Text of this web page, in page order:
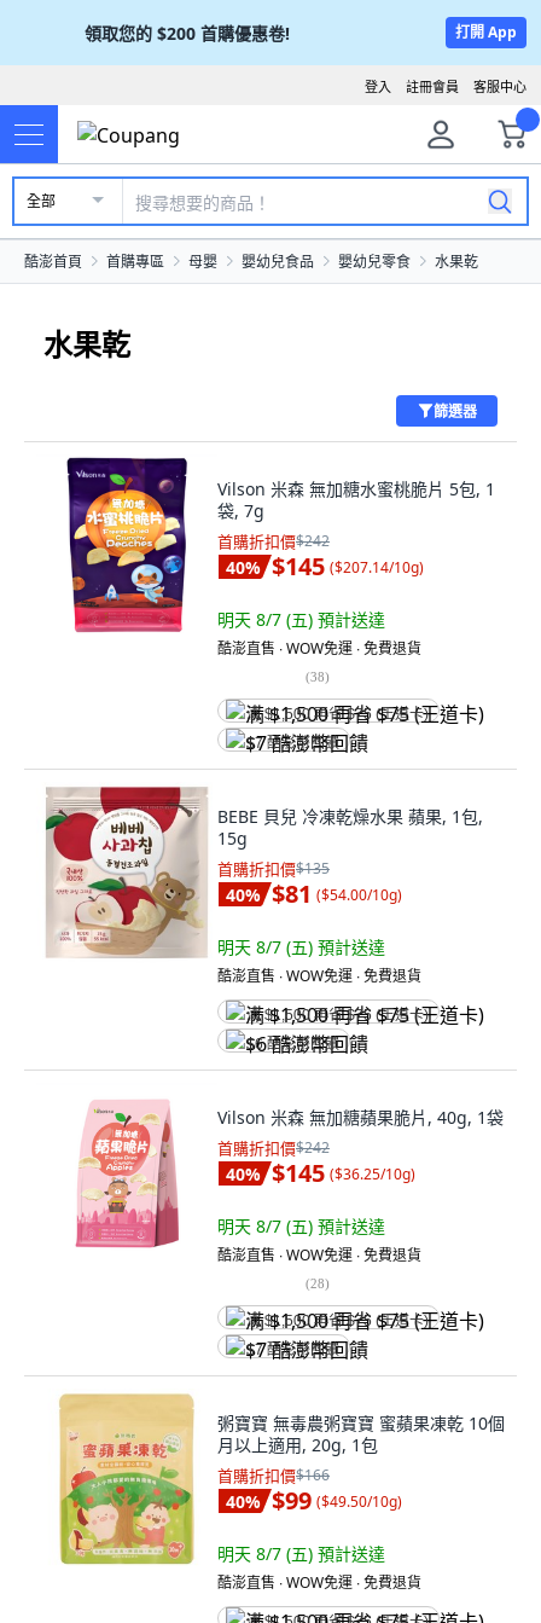
領取您的 $200 首購優惠卷! 打開 App
客服中心
註冊會員
登入
全部
酷澎首頁 首購專區 母嬰 嬰幼兒食品 嬰幼兒零食 水果乾
水果乾
篩選器
Vilson 米森 無加糖水蜜桃脆片 5包, 1
袋, 7g
首購折扣價$242
40% $145 ($207.14/10g)
明天 8/7 (五) 預計送達
酷澎直售 ∙ WOW免運 ∙ 免費退貨
(38)
满 $1,500 再省 $75 (王道卡)
$7 酷澎幣回饋
BEBE 貝兒 冷凍乾燥水果 蘋果, 1包,
15g
首購折扣價$135
40% $81 ($54.00/10g)
明天 8/7 (五) 預計送達
酷澎直售 ∙ WOW免運 ∙ 免費退貨
满 $1,500 再省 $75 (王道卡)
$6 酷澎幣回饋
Vilson 米森 無加糖蘋果脆片, 40g, 1袋
首購折扣價$242
40% $145 ($36.25/10g)
明天 8/7 (五) 預計送達
酷澎直售 ∙ WOW免運 ∙ 免費退貨
(28)
满 $1,500 再省 $75 (王道卡)
$7 酷澎幣回饋
粥寶寶 無毒農粥寶寶 蜜蘋果凍乾 10個
月以上適用, 20g, 1包
首購折扣價$166
40% $99 ($49.50/10g)
明天 8/7 (五) 預計送達
酷澎直售 ∙ WOW免運 ∙ 免費退貨